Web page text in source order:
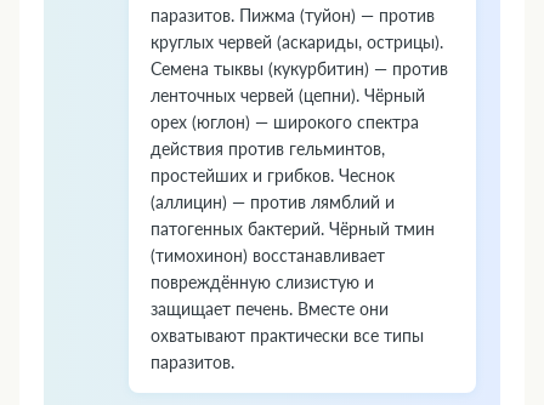
паразитов. Пижма (туйон) — против
круглых червей (аскариды, острицы).
Семена тыквы (кукурбитин) — против
ленточных червей (цепни). Чёрный
орех (юглон) — широкого спектра
действия против гельминтов,
простейших и грибков. Чеснок
(аллицин) — против лямблий и
патогенных бактерий. Чёрный тмин
(тимохинон) восстанавливает
повреждённую слизистую и
защищает печень. Вместе они
охватывают практически все типы
паразитов.